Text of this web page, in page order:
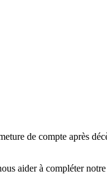
de compte après
aider à compléter